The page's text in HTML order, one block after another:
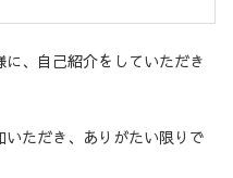
、自己紹介をしていただき
ただき、ありがたい限りで